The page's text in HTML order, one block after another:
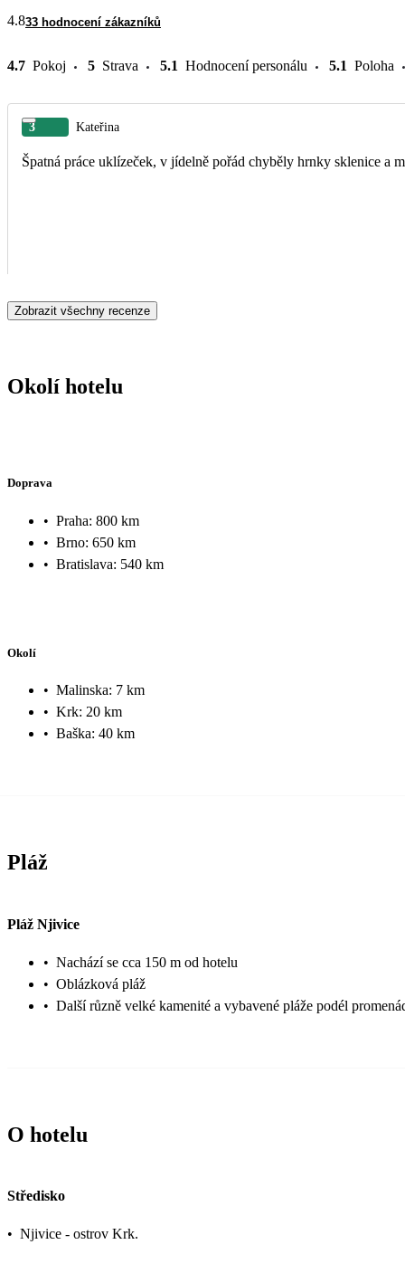
4.833 hodnocení zákazníků
4.7 Pokoj 5 Strava 5.1 Hodnocení personálu 5.1 Poloha
3 Kateřina
Špatná práce uklízeček, v jídelně pořád chyběly hrnky sklenice a
Zobrazit všechny recenze
Okolí hotelu
Doprava
• Praha: 800 km
• Brno: 650 km
• Bratislava: 540 km
Okolí
• Malinska: 7 km
• Krk: 20 km
• Baška: 40 km
Pláž
Pláž Njivice
• Nachází se cca 150 m od hotelu
• Oblázková pláž
• Další různě velké kamenité a vybavené pláže podél
O hotelu
Středisko
• Njivice - ostrov Krk.